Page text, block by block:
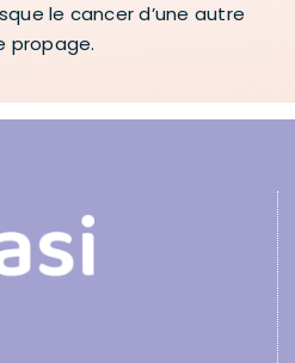
le cancer d’une autre
propage.